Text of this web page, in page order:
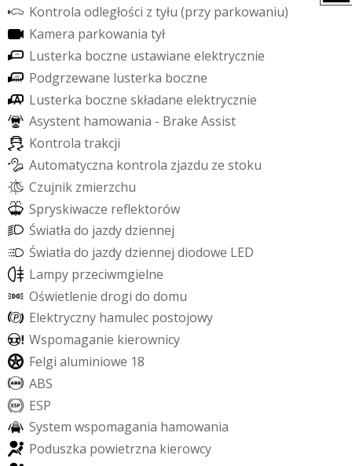
Kontrola odległości z tyłu (przy parkowaniu)
Kamera parkowania tył
Lusterka boczne ustawiane elektrycznie
Podgrzewane lusterka boczne
Lusterka boczne składane elektrycznie
Asystent hamowania - Brake Assist
Kontrola trakcji
Automatyczna kontrola zjazdu ze stoku
Czujnik zmierzchu
Spryskiwacze refektorów
Światła do jazdydziennej
Światła do jazdydziennej diodowe LED
Lampy przeciwmgielne
Oświetlenie drogi do domu
Elektryczny hamulec postojowy
Wspomaganie kierownicy
Felgi aluminiowe 18
ABS
ESP
System wspomagania hamowania
Poduszka powietrzna kierowcy